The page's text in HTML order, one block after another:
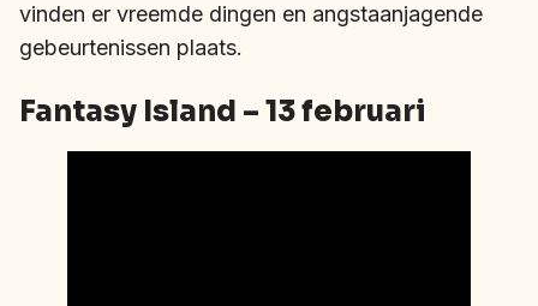
vinden er vreemde dingen en angstaanjagende
gebeurtenissen plaats.
Fantasy Island – 13 februari